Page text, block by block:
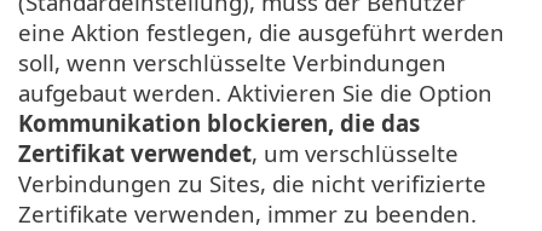
eine Aktion festlegen, die ausgeführt werden
soll, wenn verschlüsselte Verbindungen
aufgebaut werden. Aktivieren Sie die Option
Kommunikation blockieren, die das
Zertifikat verwendet, um verschlüsselte
Verbindungen zu Sites, die nicht verifizierte
Zertifikate verwenden, immer zu beenden.